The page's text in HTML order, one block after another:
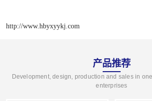
http://www.hbyxyykj.com
产品推荐
Development, design, production and sales in
enterprises